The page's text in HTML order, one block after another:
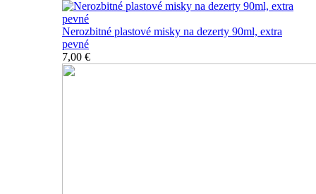
Nerozbitné plastové misky na dezerty 90ml, extra
pevné
7,00 €